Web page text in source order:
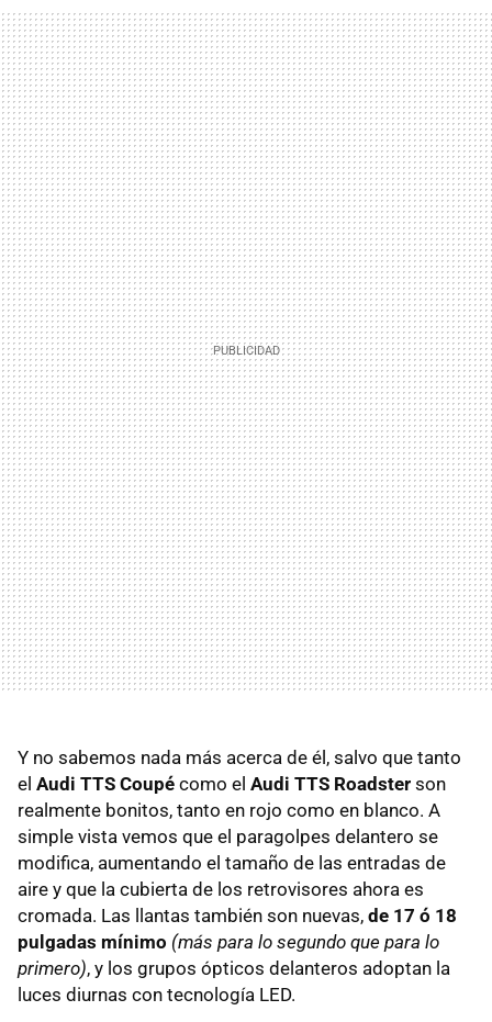
Y no sabemos nada más acerca de él, salvo que tanto
el Audi TTS Coupé como el Audi TTS Roadster son
realmente bonitos, tanto en rojo como en blanco. A
simple vista vemos que el paragolpes delantero se
modifica, aumentando el tamaño de las entradas de
aire y que la cubierta de los retrovisores ahora es
cromada. Las llantas también son nuevas, de 17 ó 18
pulgadas mínimo (más para lo segundo que para lo
primero), y los grupos ópticos delanteros adoptan la
luces diurnas con tecnología LED.